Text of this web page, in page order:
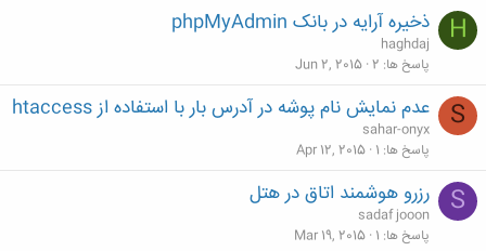
H ذخیره آرایه در بانک phpMyAdmin
haghdaj
پاسخ ها 2
Jun 2, 2015
S عدم نمایش نام پوشه در آدرس بار با استفاده از htaccess
sahar-onyx
پاسخ ها 1
Apr 12, 2015
S رزرو هوشمند اتاق در هتل
sadaf jooon
پاسخ ها 1
Mar 19, 2015